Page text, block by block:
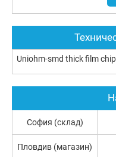
Uniohm-smd thick film
София (склад)
Пловдив (магазин)